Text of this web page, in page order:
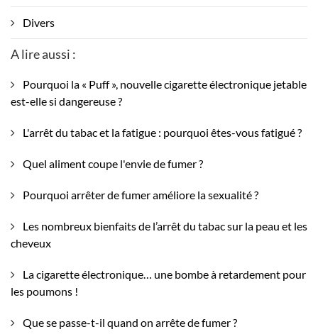
Divers
A lire aussi :
Pourquoi la « Puff », nouvelle cigarette électronique jetable
est-elle si dangereuse ?
L'arrêt du tabac et la fatigue : pourquoi êtes-vous fatigué ?
Quel aliment coupe l'envie de fumer ?
Pourquoi arrêter de fumer améliore la sexualité ?
Les nombreux bienfaits de l’arrêt du tabac sur la peau et les
cheveux
La cigarette électronique… une bombe à retardement pour
les poumons !
Que se passe-t-il quand on arrête de fumer ?